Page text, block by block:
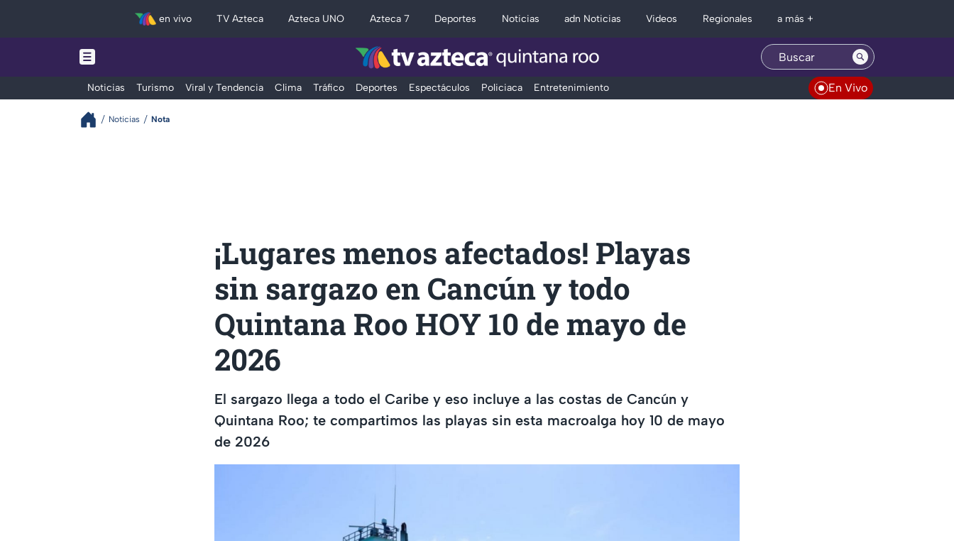
en vivo TV Azteca Azteca UNO Azteca 7 Deportes Noticias adn Noticias Videos Regionales a más +
Noticias Turismo Viral y Tendencia Clima Tráfico Deportes Espectáculos Policiaca Entretenimiento En Vivo
Noticias Nota
¡Lugares menos afectados! Playas
sin sargazo en Cancún y todo
Quintana Roo HOY 10 de mayo de
2026
El sargazo llega a todo el Caribe y eso incluye a las costas de Cancún y
Quintana Roo; te compartimos las playas sin esta macroalga hoy 10 de mayo
de 2026